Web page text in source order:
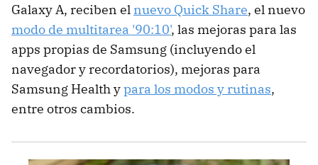
Galaxy A, reciben el nuevo Quick Share, el nuevo
modo de multitarea '90:10', las mejoras para las
apps propias de Samsung (incluyendo el
navegador y recordatorios), mejoras para
Samsung Health ypara los modos y rutinas,
entre otros cambios.